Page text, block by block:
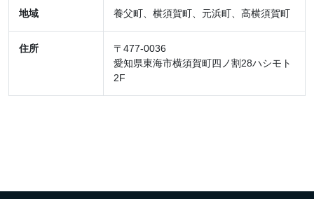
地域 養父町、横須賀町、元浜町、高横須賀町
住所
〒477-0036
愛知県東海市横須賀町四ノ割28ハシモト
2F